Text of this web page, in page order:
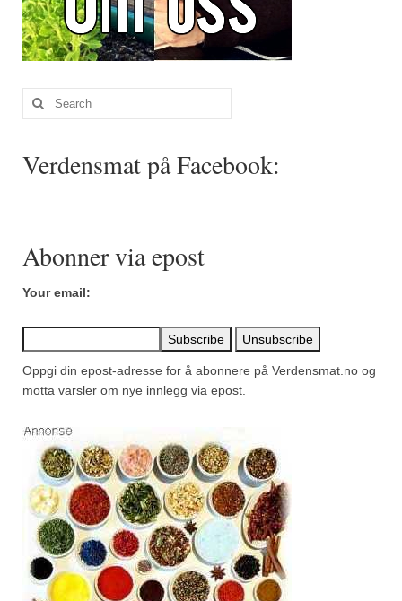
Krøderens husmannsmiks
Løpstikke
Massalé seychellois
Mirepoix
Norsk fjordkrydder
Paprikapulver, edelsøtt
Paprikapulver, pikant
Piment d’Espelette
Quatre épices
Rosépepper
Salvie
Sar (bønneurt)
Search
for:
Verdensmat på Facebook:
Abonner via epost
Your email:
Oppgi din epost-adresse for å abonnere på Verdensmat.no og
motta varsler om nye innlegg via epost.